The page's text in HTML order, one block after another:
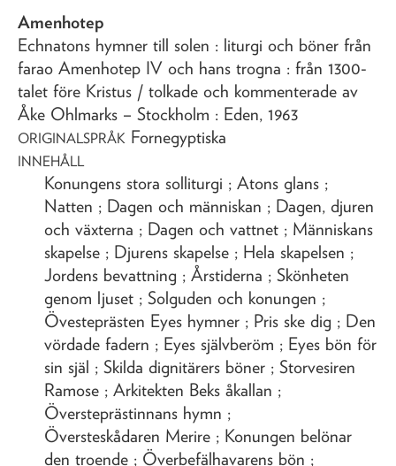
Amenhotep
Echnatons hymner till solen : liturgi och böner från
farao Amenhotep IV och hans trogna : från 1300-
talet före Kristus / tolkade och kommenterade av
Åke Ohlmarks – Stockholm : Eden, 1963
ORIGINALSPRÅK Fornegyptiska
INNEHÅLL
Konungens stora solliturgi ; Atons glans ;
Natten ; Dagen och människan ; Dagen, djuren
och växterna ; Dagen och vattnet ; Människans
skapelse ; Djurens skapelse ; Hela skapelsen ;
Jordens bevattning ; Årstiderna ; Skönheten
genom ljuset ; Solguden och konungen ;
Övesteprästen Eyes hymner ; Pris ske dig ; Den
vördade fadern ; Eyes självberöm ; Eyes bön för
sin själ ; Skilda dignitärers böner ; Storvesiren
Ramose ; Arkitekten Beks åkallan ;
Översteprästinnans hymn ;
Översteskådaren Merire ; Konungen belönar
den troende ; Överbefälhavarens bön ;